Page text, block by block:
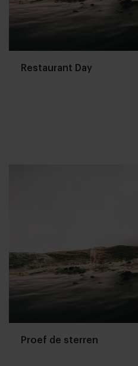
Restaurant Day
Proef de sterren